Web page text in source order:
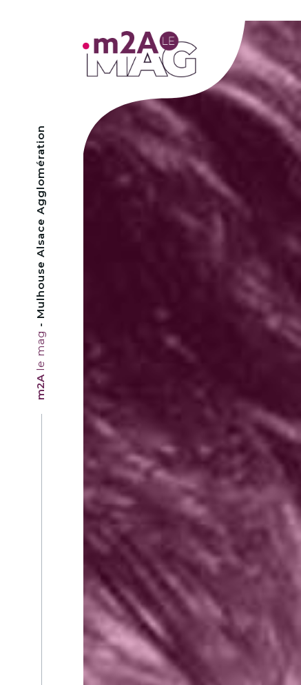
m2A
le mag
- Mulhouse Alsace Agglomération